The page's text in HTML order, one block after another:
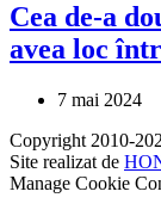
Cea de-a
avea loc
7 mai 2024
Copyright 2010-
Site realizat de
Manage Cookie